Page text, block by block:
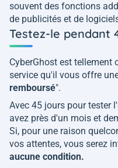
souvent des fonctions
de publicités et de
Testez-le pendant
CyberGhost est tellement
service qu'il vous offre
remboursé".
Avec 45 jours pour tester
avez près d'un mois et
Si, pour une raison
vos attentes, vous serez
aucune condition.